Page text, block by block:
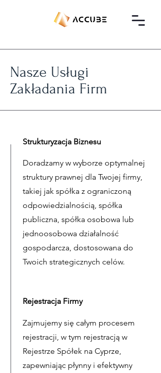
Nasze Usługi
Zakładania Firm
Strukturyzacja Biznesu
Doradzamy w wyborze optymalnej
struktury prawnej dla Twojej firmy,
takiej jak spółka z ograniczoną
odpowiedzialnością, spółka
publiczna, spółka osobowa lub
jednoosobowa działalność
gospodarcza, dostosowana do
Twoich strategicznych celów.
Rejestracja Firmy
Zajmujemy się całym procesem
rejestracji, w tym rejestracją w
Rejestrze Spółek na Cyprze,
zapewniając płynny i efektywny